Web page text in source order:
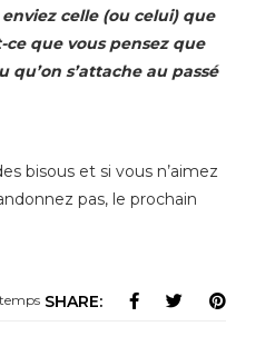
celle (ou celui) que
ce que vous pensez que
qu’on s’attache au passé
bisous et si vous n’aimez
pas, le prochain
temps SHARE: